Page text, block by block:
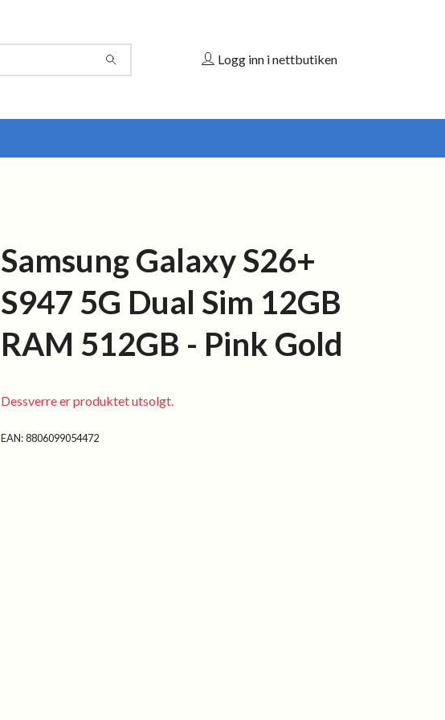
Logg inn i nettbutiken
Samsung Galaxy S26+
S947 5G Dual Sim 12GB
RAM 512GB - Pink Gold
Dessverre er produktet utsolgt.
EAN:8806099054472